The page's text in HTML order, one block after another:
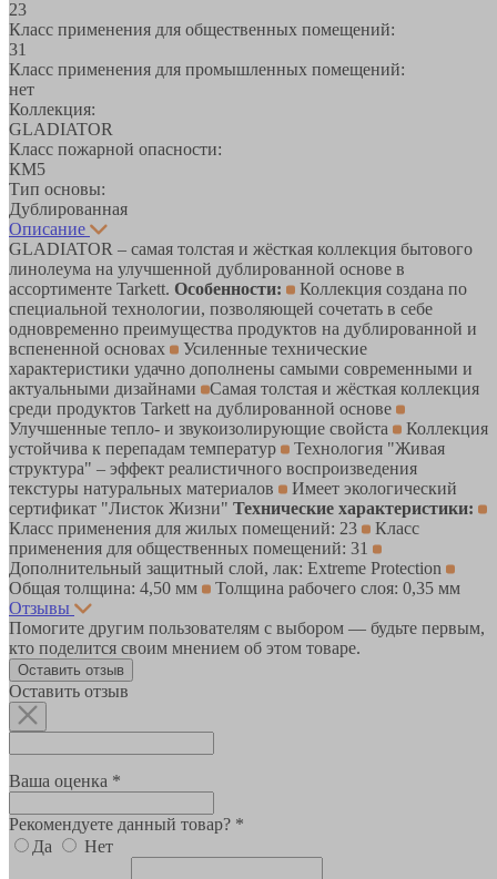
23
Класс применения для общественных помещений:
31
Класс применения для промышленных помещений:
нет
Коллекция:
GLADIATOR
Класс пожарной опасности:
КМ5
Тип основы:
Дублированная
Описание
GLADIATOR – самая толстая и жёсткая коллекция бытового
линолеума на улучшенной дублированной основе в
ассортименте Tarkett. Особенности:
Коллекция создана по
специальной технологии, позволяющей сочетать в себе
одновременно преимущества продуктов на дублированной и
вспененной основах
Усиленные технические
характеристики удачно дополнены самыми современными и
актуальными дизайнами
Самая толстая и жёсткая коллекция
среди продуктов Tarkett на дублированной основе
Улучшенные тепло- и звукоизолирующие свойста
Коллекция
устойчива к перепадам температур
Технология "Живая
структура" – эффект реалистичного воспроизведения
текстуры натуральных материалов
Имеет экологический
сертификат "Листок Жизни" Технические характеристики:
Класс применения для жилых помещений: 23
Класс
применения для общественных помещений: 31
Дополнительный защитный слой, лак: Extreme Protection
Общая толщина: 4,50 мм
Толщина рабочего слоя: 0,35 мм
Отзывы
Помогите другим пользователям с выбором — будьте первым,
кто поделится своим мнением об этом товаре.
Оставить отзыв
Оставить отзыв
Ваша оценка *
Рекомендуете данный товар? *
Да
Нет